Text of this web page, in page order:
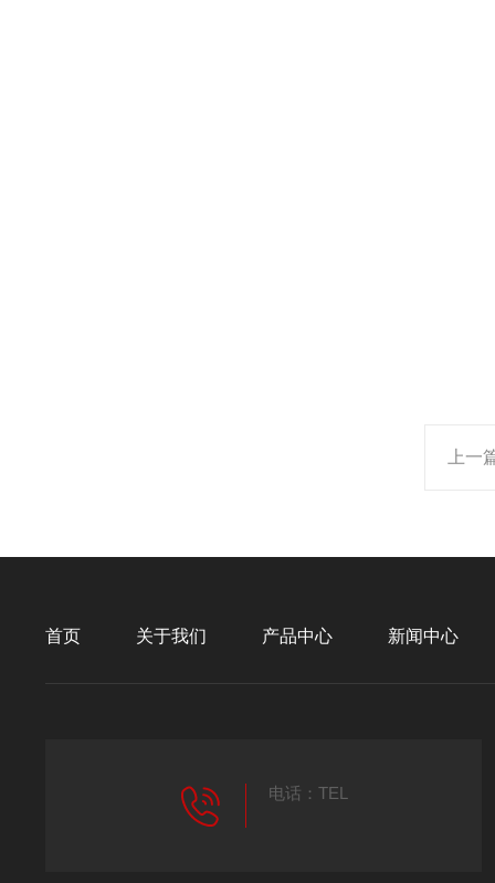
上一
首页 关于我们 产品中心 新闻中心
电话：TEL